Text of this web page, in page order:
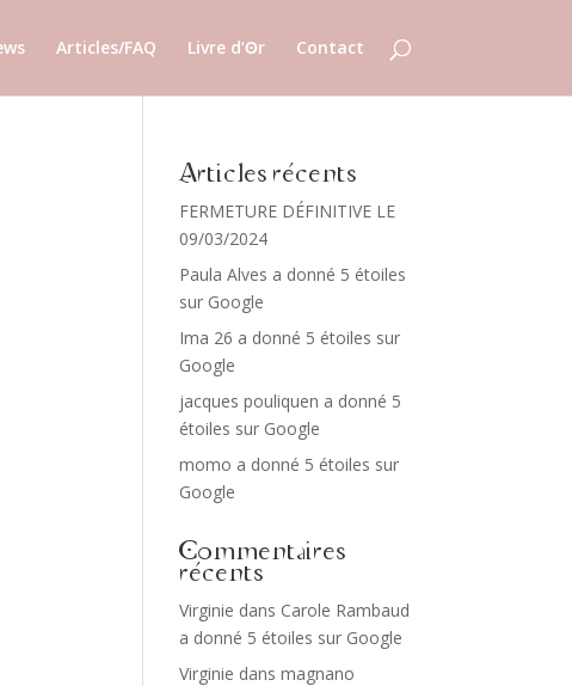
Articles/FAQ Livre d’ʘr Contact
Articles récents
FERMETURE DÉFINITIVE LE
09/03/2024
Paula Alves a donné 5 étoiles
sur Google
Ima 26 a donné 5 étoiles sur
Google
jacques pouliquen a donné 5
étoiles sur Google
momo a donné 5 étoiles sur
Google
Commentaires
récents
Virginie dans Carole Rambaud
a donné 5 étoiles sur Google
Virginie dansmagnano